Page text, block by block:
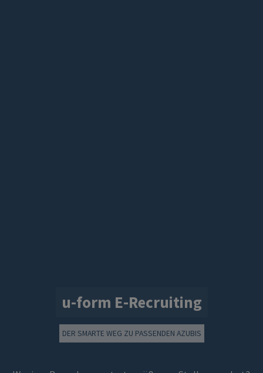
u-form E-Recruiting
DER SMARTE WEG ZU PASSENDEN AZUBIS